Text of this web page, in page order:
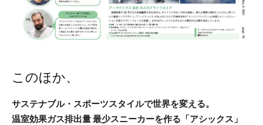
このほか、
サステナブル・スポーツスタイルで世界を変える。
温室効果ガス排出量 最少スニーカーを作る「アシックス」